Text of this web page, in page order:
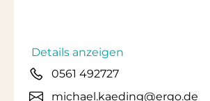
Details anzeigen
0561 492727
michael.kaeding@ergo.de